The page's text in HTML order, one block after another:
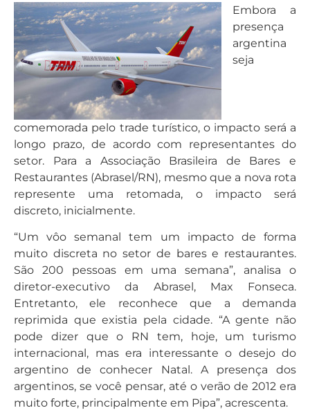
Embora a
presença
argentina
seja
comemorada pelo trade turístico, o impacto será a
longo prazo, de acordo com representantes do
setor. Para a Associação Brasileira de Bares e
Restaurantes (Abrasel/RN), mesmo que a nova rota
represente uma retomada, o impacto será
discreto, inicialmente.
“Um vôo semanal tem um impacto de forma
muito discreta no setor de bares e restaurantes.
São 200 pessoas em uma semana”, analisa o
diretor-executivo da Abrasel, Max Fonseca.
Entretanto, ele reconhece que a demanda
reprimida que existia pela cidade. “A gente não
pode dizer que o RN tem, hoje, um turismo
internacional, mas era interessante o desejo do
argentino de conhecer Natal. A presença dos
argentinos, se você pensar, até o verão de 2012 era
muito forte, principalmente em Pipa”, acrescenta.